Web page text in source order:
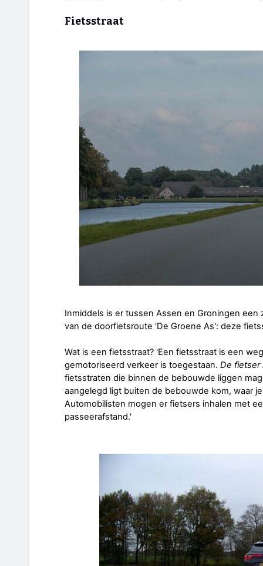
Fietsstraat
Inmiddels is er tussen Assen en Groningen
van de doorfietsroute 'De Groene As': deze
Wat is een fietsstraat? 'Een fietsstraat is een
gemotoriseerd verkeer is toegestaan. De fietser
fietsstraten die binnen de bebouwde liggen
aangelegd ligt buiten de bebouwde kom, waar
Automobilisten mogen er fietsers inhalen met
passeerafstand.'